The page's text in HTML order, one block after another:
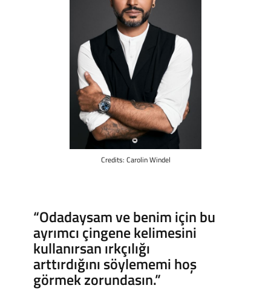
“Odadaysam ve benim için bu
ayrımcı çingene kelimesini
kullanırsan ırkçılığı
arttırdığını söylememi hoş
görmek zorundasın.”
Credits: Carolin Windel